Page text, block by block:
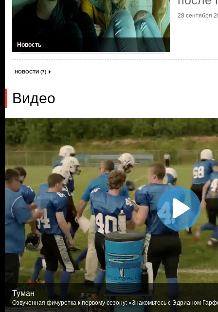
Новость
28 сентября
НОВОСТИ (7)
Видео
Туман
Озвученная фичуретка к первому сезону: «Знакомьтесь с Эдрианом